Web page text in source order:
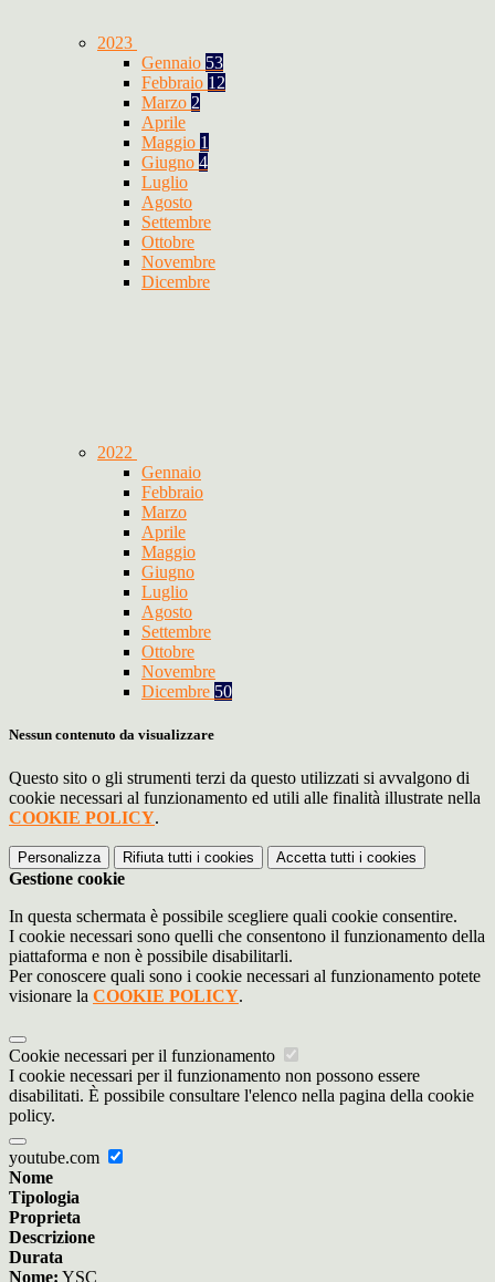
2023
Gennaio 53
Febbraio 12
Marzo 2
Aprile
Maggio 1
Giugno 4
Luglio
Agosto
Settembre
Ottobre
Novembre
Dicembre
2022
Gennaio
Febbraio
Marzo
Aprile
Maggio
Giugno
Luglio
Agosto
Settembre
Ottobre
Novembre
Dicembre 50
Nessun contenuto da visualizzare
Questo sito o gli strumenti terzi da questo utilizzati si avvalgono di
cookie necessari al funzionamento ed utili alle finalità illustrate nella
COOKIE POLICY.
Personalizza Rifiuta tutti i cookies Accetta tutti i cookies
Gestione cookie
In questa schermata è possibile scegliere quali cookie consentire.
I cookie necessari sono quelli che consentono il funzionamento della
piattaforma e non è possibile disabilitarli.
Per conoscere quali sono i cookie necessari al funzionamento potete
visionare la COOKIE POLICY.
Cookie necessari per il funzionamento
I cookie necessari per il funzionamento non possono essere
disabilitati. È possibile consultare l'elenco nella pagina della cookie
policy.
youtube.com
Nome
Tipologia
Proprieta
Descrizione
Durata
Nome: YSC